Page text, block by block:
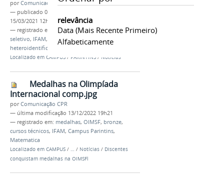
relevância
Data (mais Recente Primeiro)
Alfabeticamente
porComunicação CPR
— publicado 08/03/2021
15/03/2021 12h32
— registrado em:
cota,entrevista ,processo
seletivo, IFAM, Campus Parintins
heteroidentificação
Localizado em CAMPUS / PARINTINS / Notícias
Medalhas na Olimpíada
Internacional comp.jpg
porComunicação CPR
— última modificação 13/12/2022 19h21
— registrado em: medalhas, OIMSF, bronze,
cursos técnicos, IFAM, Campus Parintins,
Matematica
Localizado em CAMPUS / / Notícias / Discentes
conquistam medalhas na OIMSFl